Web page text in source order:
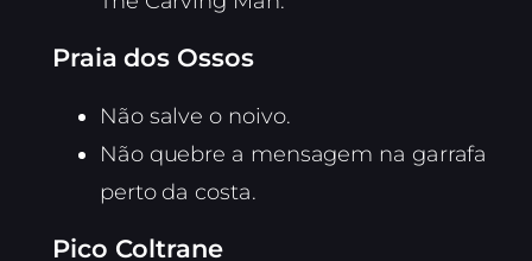
Praia dos Ossos
Não salve o noivo.
Não quebre a mensagem na garrafa
perto da costa.
Pico Coltrane